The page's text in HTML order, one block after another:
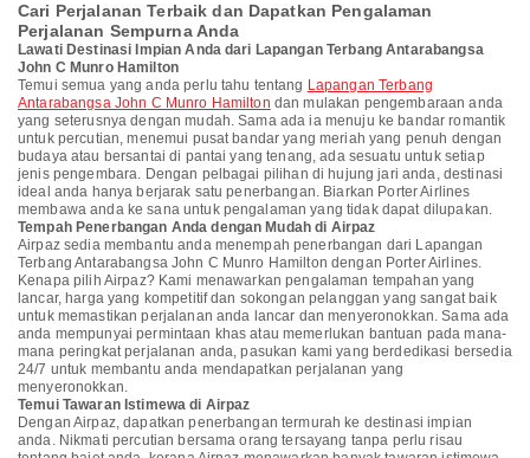
Cari Perjalanan Terbaik dan Dapatkan Pengalaman
Perjalanan Sempurna Anda
Lawati Destinasi Impian Anda dari Lapangan Terbang Antarabangsa
John C Munro Hamilton
Temui semua yang anda perlu tahu tentang Lapangan Terbang
Antarabangsa John C Munro Hamilton dan mulakan pengembaraan anda
yang seterusnya dengan mudah. Sama ada ia menuju ke bandar romantik
untuk percutian, menemui pusat bandar yang meriah yang penuh dengan
budaya atau bersantai di pantai yang tenang, ada sesuatu untuk setiap
jenis pengembara. Dengan pelbagai pilihan di hujung jari anda, destinasi
ideal anda hanya berjarak satu penerbangan. Biarkan Porter Airlines
membawa anda ke sana untuk pengalaman yang tidak dapat dilupakan.
Tempah Penerbangan Anda dengan Mudah di Airpaz
Airpaz sedia membantu anda menempah penerbangan dari Lapangan
Terbang Antarabangsa John C Munro Hamilton dengan Porter Airlines.
Kenapa pilih Airpaz? Kami menawarkan pengalaman tempahan yang
lancar, harga yang kompetitif dan sokongan pelanggan yang sangat baik
untuk memastikan perjalanan anda lancar dan menyeronokkan. Sama ada
anda mempunyai permintaan khas atau memerlukan bantuan pada mana-
mana peringkat perjalanan anda, pasukan kami yang berdedikasi bersedia
24/7 untuk membantu anda mendapatkan perjalanan yang
menyeronokkan.
Temui Tawaran Istimewa di Airpaz
Dengan Airpaz, dapatkan penerbangan termurah ke destinasi impian
anda. Nikmati percutian bersama orang tersayang tanpa perlu risau